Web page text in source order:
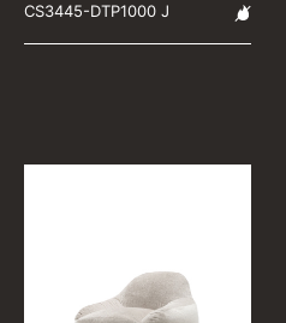
CS3445-DTP1000 J